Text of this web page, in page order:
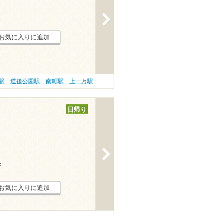
気に入りに追加
道後公園駅 南町駅 上一万駅
日帰り
気に入りに追加